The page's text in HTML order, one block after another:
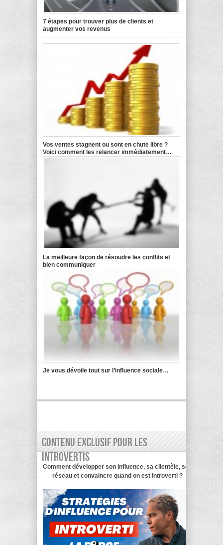
7 étapes pour trouver plus de clients et
augmenter vos revenus
Vos ventes stagnent ou sont en chute libre ?
Voici comment les relancer immédiatement…
La meilleure façon de résoudre les conflits et
bien communiquer
Je vous dévoile tout sur l’influence sociale…
Contenu exclusif pour les
introvertis
Comment développer son influence, sa clientèle, son
réseau et convaincre quand on est introverti ?